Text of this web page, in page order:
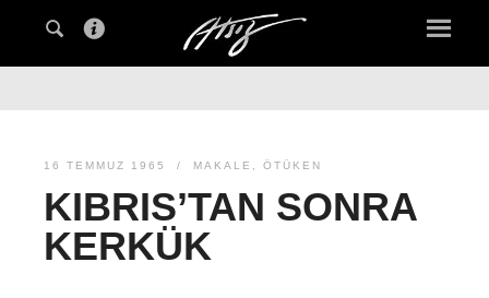
16 TEMMUZ 1965 MAKALE , ÖTÜKEN
KIBRIS’TAN SONRA
KERKÜK